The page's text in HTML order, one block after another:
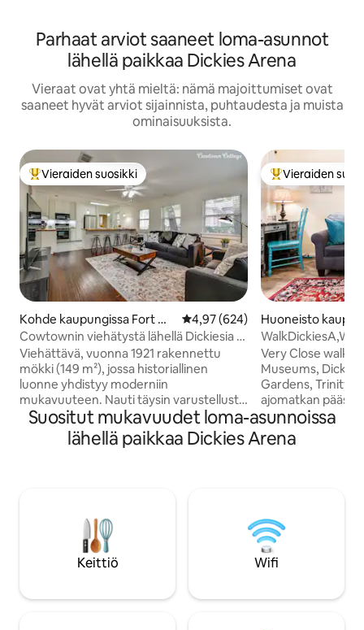
Parhaat arviot saaneet loma-asunnot
lähellä paikkaa Dickies Arena
Vieraat ovat yhtä mieltä: nämä majoittumiset ovat
saaneet hyvät arviot sijainnista, puhtaudesta ja muista
ominaisuuksista.
Vieraiden suosikkien parhaimmistoa
Vieraiden suosikki
Kohde kaupungissa Fort W
orth
Keskimääräinen arvio 4,97/5,
4,97 (624)
Cowtownin viehätystä lähellä Dickiesia •
Ravintoloihin voi kävellä
Viehättävä, vuonna 1921 rakennettu
mökki (149 m²), jossa historiallinen
luonne yhdistyy moderniin
mukavuuteen. Nauti täysin varustellusta
keittiöstä, viihtyisistä makuuhuoneista,
nopeasta Wi-Fistä ja aidosta Cowtownin
vieraanvaraisuudesta – täydellinen
Bownien ravintoloista ja muutaman
minuutin päässä TCU:sta, keskustasta,
West 7th -alueelta ja Stockyardsista.
Odotamme innolla, että pääsemme
Airbnb-vierastalon kanssa. Oletko
Vieraiden
Vieraiden
Huoneisto
Worth
Very Close walk
Museums,
Gardens, Trinity park, 5
ajomatkan päässä
minuutin
Centeristä, T.C.U:
alueesta, mukaan
ravintoloista ja
winebar, Curley's,
CVS, McDonald's,
kävelymatkan
Suositut mukavuudet loma-asunnoissa
lähellä paikkaa Dickies Arena
Keittiö Wifi